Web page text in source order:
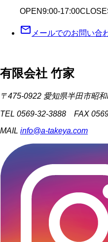
OPEN9:00-17:00CLOSE
mail_outline メールでのお問い合
有限会社 竹家
〒475-0922 愛知県半田市昭
TEL 0569-32-3888 FAX
MAIL info@a-takeya.com